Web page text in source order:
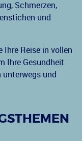
Schmerzen,
und
Ihre Reise in vollen
Ihre Gesundheit
unterwegs und